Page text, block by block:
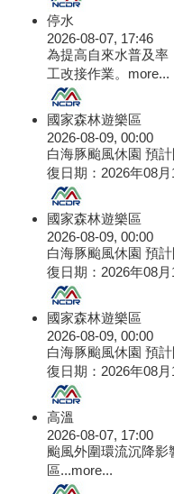
停水
2026-08-07, 17:46
為提高自來水普及率
工改接作業。 more...
國家森林遊樂區
2026-08-09, 00:00
白海豚颱風休園 預
復日期：2026年08月
國家森林遊樂區
2026-08-09, 00:00
白海豚颱風休園 預
復日期：2026年08月
國家森林遊樂區
2026-08-09, 00:00
白海豚颱風休園 預
復日期：2026年08月
高溫
2026-08-07, 17:00
颱風外圍環流沉降
區...more...